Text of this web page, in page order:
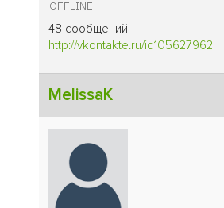
48 сообщений
http://vkontakte.ru/id105627962
MelissaK